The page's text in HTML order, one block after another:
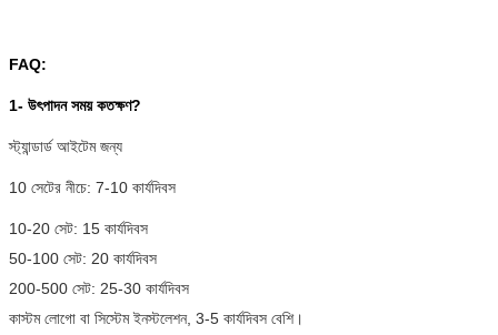
FAQ:
1- উৎপাদন সময় কতক্ষণ?
স্ট্যান্ডার্ড আইটেম জন্য
10 সেটের নীচে: 7-10 কার্যদিবস
10-20 সেট: 15 কার্যদিবস
50-100 সেট: 20 কার্যদিবস
200-500 সেট: 25-30 কার্যদিবস
কাস্টম লোগো বা সিস্টেম ইনস্টলেশন, 3-5 কার্যদিবস বেশি।